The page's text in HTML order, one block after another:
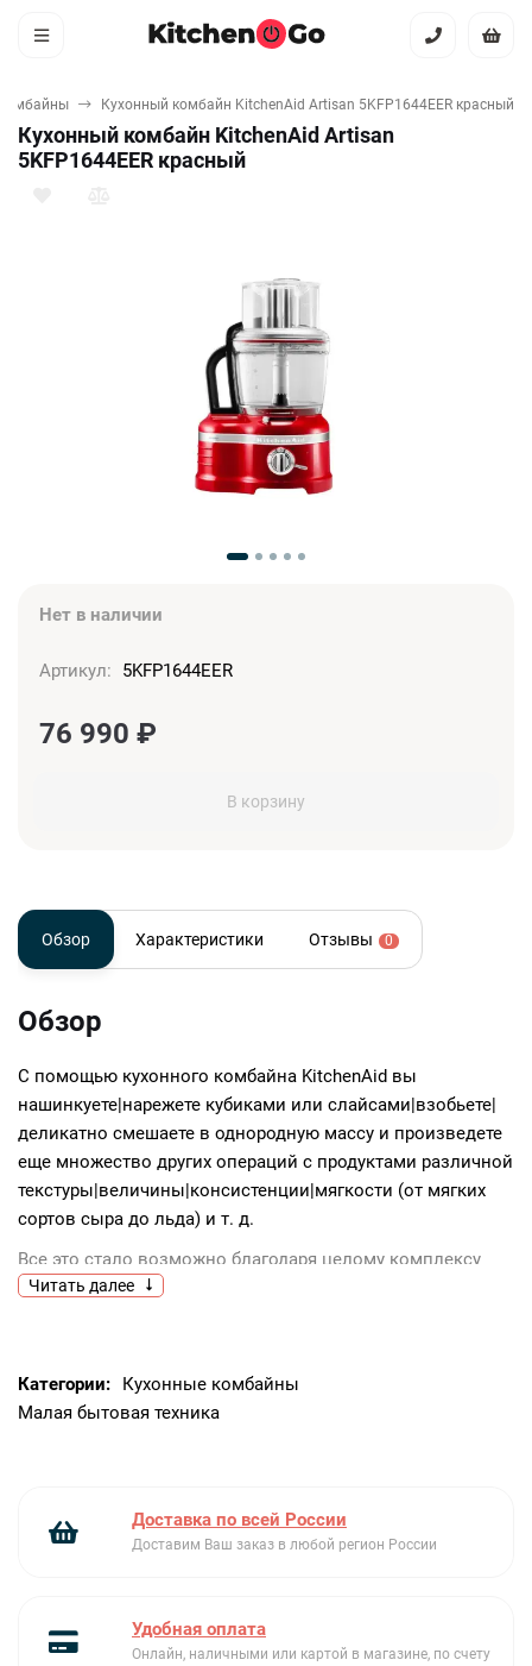
Кухонный комбайн KitchenAid Artisan 5KFP1644EER красный
Кухонный комбайн KitchenAid Artisan
5KFP1644EER красный
Нет в наличии
Артикул: 5KFP1644EER
76 990 ₽
В корзину
Обзор Характеристики Отзывы 0
Обзор
С помощью кухонного комбайна KitchenAid вы
нашинкуете|нарежете кубиками или слайсами|взобьете|
деликатно смешаете в однородную массу и произведете
еще множество других операций с продуктами различной
текстуры|величины|консистенции|мягкости (от мягких
сортов сыра до льда) и т. д.
Все это стало возможно благодаря целому комплексу
разнообразных насадок и других комплектующих|
насадка для нарезки пармезана|
двусторонний диск для шинковки крупной и мелкой|
соковыжималка для цитрусовых
Не самый главный|но очень удобный момент –
занимают минимум места и надежно защищены от
Читать далее
Категории:
Кухонные комбайны
Малая бытовая техника
Доставка по всей России
Доставим Ваш заказ в любой регион России
Удобная оплата
Онлайн, наличными или картой в магазине, по счету